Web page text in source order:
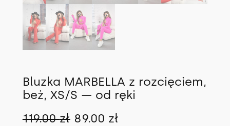
Bluzka MARBELLA z rozcięciem,
beż, XS/S — od ręki
119.00zł P
89.00 zł